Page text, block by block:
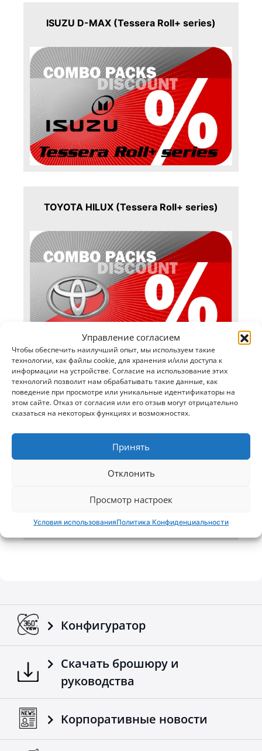
Управление согласием
Чтобы обеспечить наилучший опыт, мы используем такие
технологии, как файлы cookie, для хранения и/или доступа к
информации на устройстве. Согласие на использование этих
технологий позволит нам обрабатывать такие данные, как
поведение при просмотре или уникальные идентификаторы на
этом сайте. Отказ от согласия или его отзыв могут отрицательно
сказаться на некоторых функциях и возможностях.
Принять
Отклонить
Просмотр настроек
Условия использованияПолитика Конфиденциальности
ISUZU D-MAX (Tessera Roll+ series)
TOYOTA HILUX (Tessera Roll+ series)
VW AMAROK (Tessera Roll+ series)
Конфигуратор
Скачать брошюру и
руководства
Kорпоративные новости